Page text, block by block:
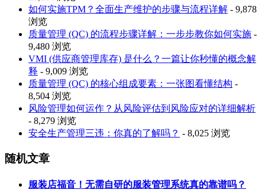
如何实施TPM？全面生产维护的步骤与流程详解 - 9,878
浏览
质量管理 (QC) 的流程步骤详解：一步步教你如何实施 -
9,480 浏览
VMI (供应商管理库存) 是什么？一篇让你秒懂的概念解
释 - 9,009 浏览
质量管理 (QC) 的核心组成要素：一张图看懂结构 -
8,504 浏览
风险管理如何运作？从风险评估到风险应对的详细解析
- 8,279 浏览
安全生产管理三违：你真的了解吗？ - 8,025 浏览
随机文章
服装店福音！无需自研的服装管理系统真的靠谱吗？